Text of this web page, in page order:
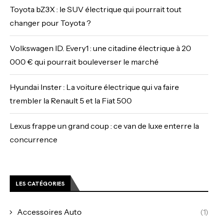
Toyota bZ3X : le SUV électrique qui pourrait tout
changer pour Toyota ?
Volkswagen ID. Every1 : une citadine électrique à 20
000 € qui pourrait bouleverser le marché
Hyundai Inster : La voiture électrique qui va faire
trembler la Renault 5 et la Fiat 500
Lexus frappe un grand coup : ce van de luxe enterre la
concurrence
LES CATÉGORIES
Accessoires Auto (1)